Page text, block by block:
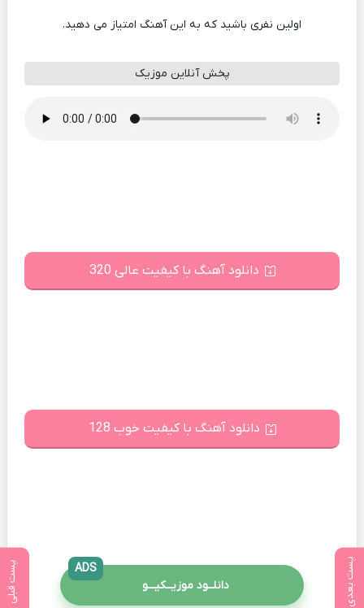
پست بعدی پست قبلی
اولین نفری باشید که به این آهنگ امتیاز می دهید.
پخش آنلاین موزیک
دانلود آهنگ با کیفیت عالی 320
دانلود آهنگ با کیفیت خوب 128
دانلــود موزیــکیـــو
ADS